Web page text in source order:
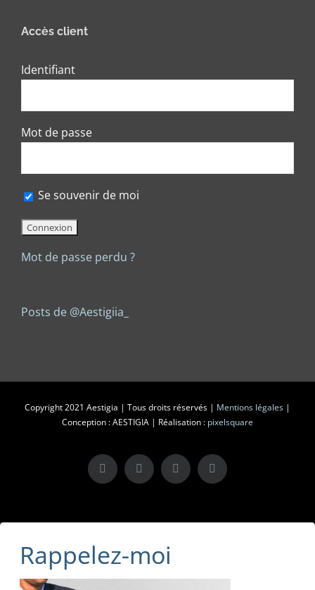
Accès client
Identifiant
Mot de passe
Se souvenir de moi
Mot de passe perdu ?
Posts de @Aestigiia_
Copyright 2021 Aestigia | Tous droits réservés | Mentions légales |
Conception : AESTIGIA | Réalisation : pixelsquare
X LinkedInInstagramFacebook
Rappelez-moi